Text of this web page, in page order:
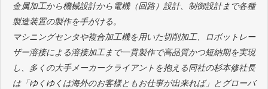
金属加工から機械設計から電機（回路）設計、制御設計まで各種
製造装置の製作を手がける。
マシニングセンタや複合加工機を用いた切削加工、ロボットレー
ザー溶接による溶接加工まで一貫製作で高品質かつ短納期を実現
し、多くの大手メーカークライアントを抱える同社の杉本修社長
は「ゆくゆくは海外のお客様ともお仕事が出来れば」とグローバ